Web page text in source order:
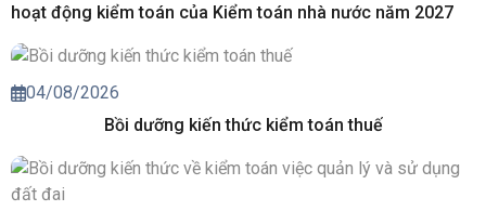
hoạt động kiểm toán của Kiểm toán nhà nước năm 2027
04/08/2026
Bồi dưỡng kiến thức kiểm toán thuế